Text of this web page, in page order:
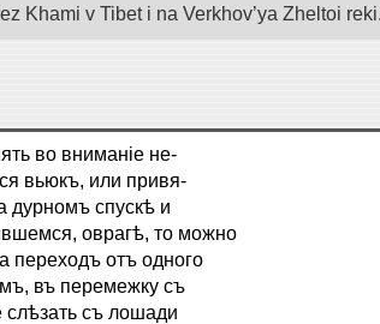
Khami v Tibet i na Verkhov’ya Zheltoi
во вниманіе не-
вьюкъ, или привя-
дурномъ спускѣ и
оврагѣ, то можно
переходъ отъ одного
въ перемежку съ
съ лошади